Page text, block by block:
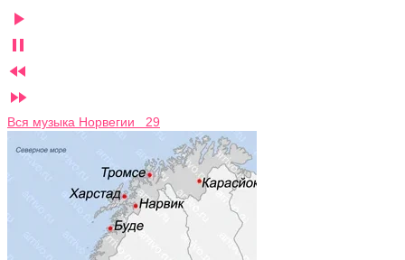




Вся музыка Норвегии 29